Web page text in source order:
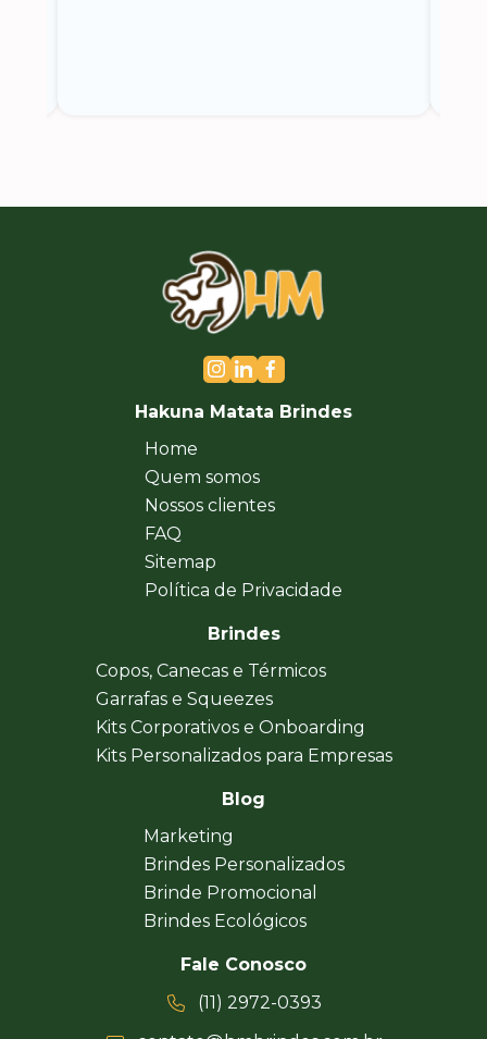
Hakuna Matata Brindes
Home
Quem somos
Nossos clientes
FAQ
Sitemap
Política de Privacidade
Brindes
Copos, Canecas e Térmicos
Garrafas e Squeezes
Kits Corporativos e Onboarding
Kits Personalizados para Empresas
Blog
Marketing
Brindes Personalizados
Brinde Promocional
Brindes Ecológicos
Fale Conosco
(11) 2972-0393